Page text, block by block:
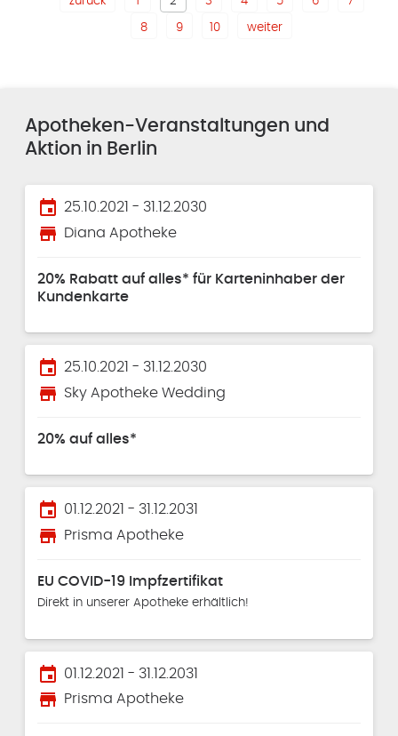
8 9 10 weiter
Apotheken-Veranstaltungen und
Aktion in Berlin
event 25.10.2021 - 31.12.2030
store Diana Apotheke
20% Rabatt auf alles* für Karteninhaber der
Kundenkarte
event 25.10.2021 - 31.12.2030
store Sky Apotheke Wedding
20% auf alles*
event 01.12.2021 - 31.12.2031
store Prisma Apotheke
EU COVID-19 Impfzertifikat
Direkt in unserer Apotheke erhältlich!
event 01.12.2021 - 31.12.2031
store Prisma Apotheke